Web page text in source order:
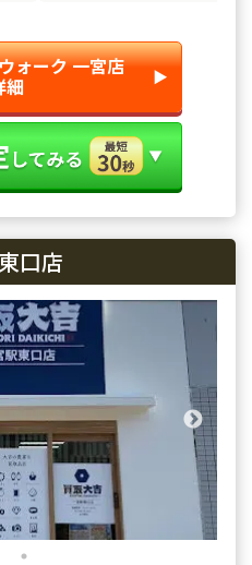
ォーク 一宮店
細 ▶︎
口店